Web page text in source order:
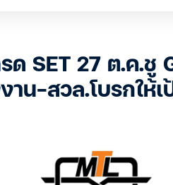
รด SET 27 ต.ค.ชู
น-สวล.โบรกให้เ